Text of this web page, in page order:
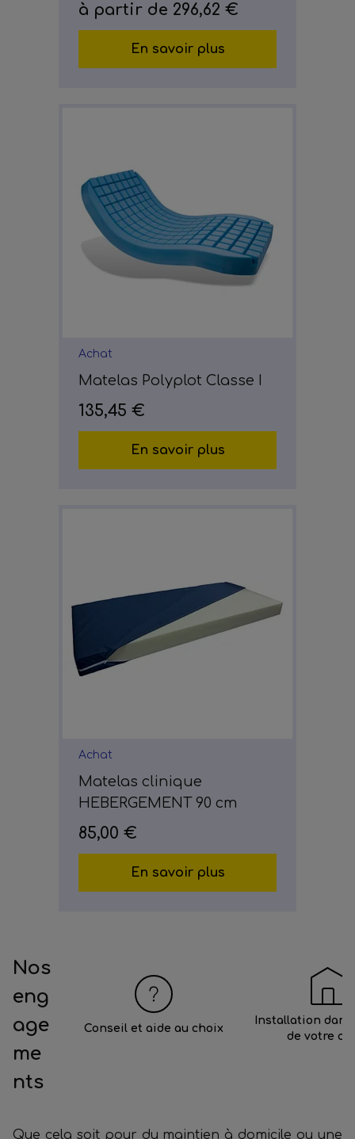
à partir de 296,62 €
En savoir plus
Achat
Matelas Polyplot Classe I
135,45 €
En savoir plus
Achat
Matelas clinique
HEBERGEMENT 90 cm
85,00 €
En savoir plus
Nos
eng
age
me
nts
Conseil et aide au choix
Installation
de votre
Que cela soit pour du maintien à domicile ou une